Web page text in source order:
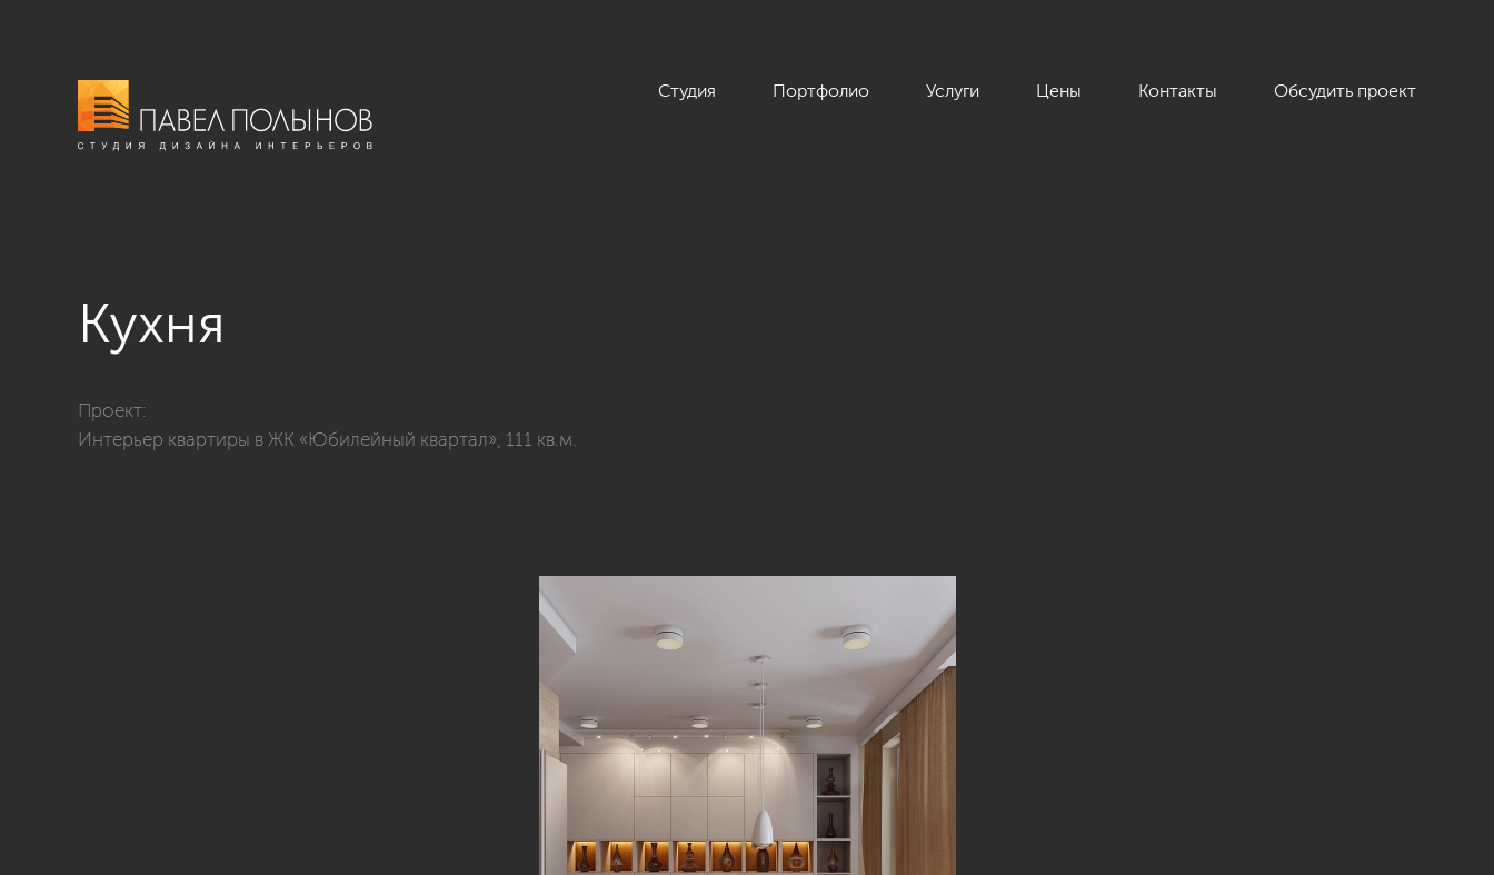
Студия Портфолио Услуги Цены Контакты Обсудить проект
Кухня
Проект:
Интерьер квартиры в ЖК «Юбилейный квартал», 111 кв.м.